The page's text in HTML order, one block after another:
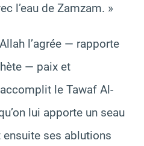
l’eau de Zamzam. »
l’agrée — rapporte
— paix et
le Tawaf Al-
lui apporte un seau
ensuite ses ablutions